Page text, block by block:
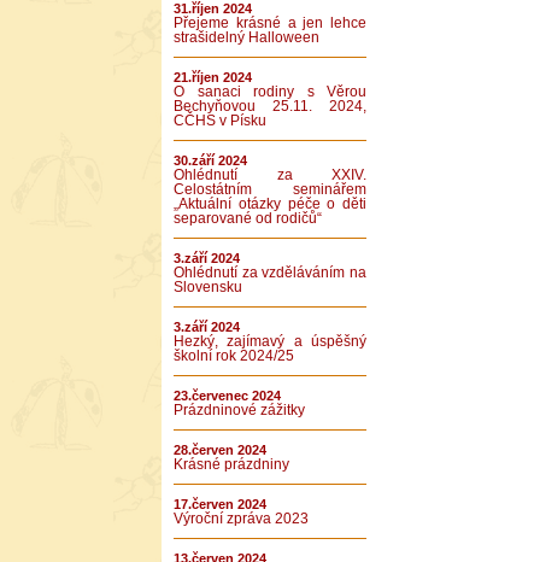
31.říjen 2024
Přejeme krásné a jen lehce
strašidelný Halloween
21.říjen 2024
O sanaci rodiny s Věrou
Bechyňovou 25.11. 2024,
CČHS v Písku
30.září 2024
Ohlédnutí za XXIV.
Celostátním seminářem
„Aktuální otázky péče o děti
separované od rodičů“
3.září 2024
Ohlédnutí za vzděláváním na
Slovensku
3.září 2024
Hezký, zajímavý a úspěšný
školní rok 2024/25
23.červenec 2024
Prázdninové zážitky
28.červen 2024
Krásné prázdniny
17.červen 2024
Výroční zpráva 2023
13.červen 2024